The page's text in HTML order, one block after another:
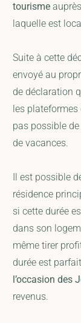
tourisme
laquelle est
Suite à cette
envoyé au
de déclaration
les plateformes
pas possible
de vacances.
Il est possible
résidence
si cette durée
dans son
même tirer
durée est
l’occasion des
revenus.